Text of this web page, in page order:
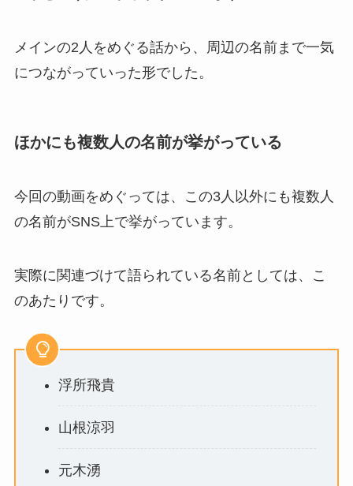
メインの2人をめぐる話から、周辺の名前まで一気
につながっていった形でした。
ほかにも複数人の名前が挙がっている
今回の動画をめぐっては、この3人以外にも複数人
の名前がSNS上で挙がっています。
実際に関連づけて語られている名前としては、こ
のあたりです。
浮所飛貴
山根涼羽
元木湧